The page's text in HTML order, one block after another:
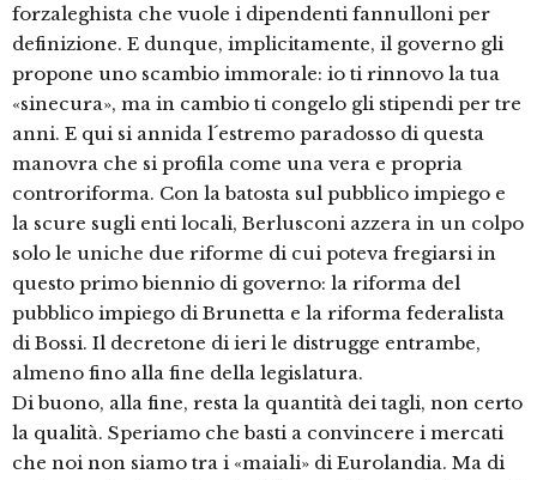
forzaleghista che vuole i dipendenti fannulloni per
definizione. E dunque, implicitamente, il governo gli
propone uno scambio immorale: io ti rinnovo la tua
«sinecura», ma in cambio ti congelo gli stipendi per tre
anni. E qui si annida l´estremo paradosso di questa
manovra che si profila come una vera e propria
controriforma. Con la batosta sul pubblico impiego e
la scure sugli enti locali, Berlusconi azzera in un colpo
solo le uniche due riforme di cui poteva fregiarsi in
questo primo biennio di governo: la riforma del
pubblico impiego di Brunetta e la riforma federalista
di Bossi. Il decretone di ieri le distrugge entrambe,
almeno fino alla fine della legislatura.
Di buono, alla fine, resta la quantità dei tagli, non certo
la qualità. Speriamo che basti a convincere i mercati
che noi non siamo tra i «maiali» di Eurolandia. Ma di